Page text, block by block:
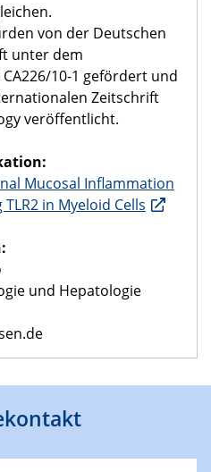
von der Deutschen
unter dem
10-1 gefördert und
Zeitschrift
veröffentlicht.
Mucosal Inflammation
in Myeloid Cells
und Hepatologie